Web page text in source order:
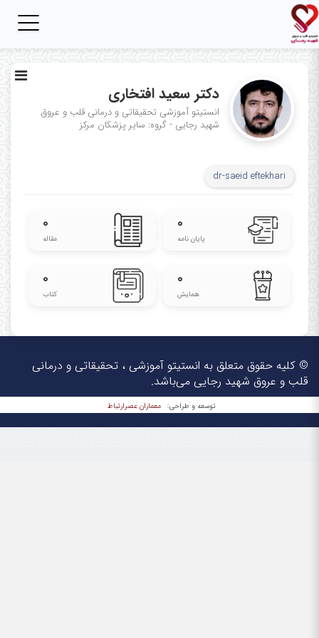
دکتر سعید افتخاری
انستیتو آموزشی تحقیقاتی و درمانی قلب و عروق
شهید رجایی - گروه: سایر پزشکان مرکز
dr-saeid eftekhari
۰
پایان نامه
۰
مقاله
۰
همایش
۰
کتاب
© کلیه حقوق متعلق به انستیتو آموزشی ، تحقیقاتی و درمانی
قلب و عروق شهید رجایی می‌باشد.
توسعه و طراحی: معماران عصر‌ارتباط